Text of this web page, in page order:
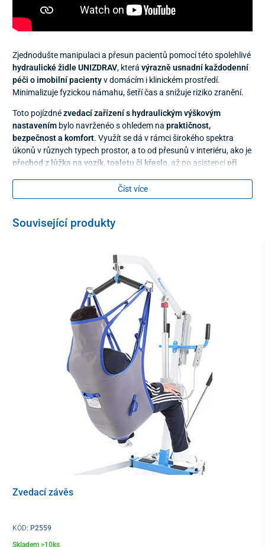
Zjednodušte manipulaci a přesun pacientů pomocí této spolehlivé
hydraulické židle UNIZDRAV, která výrazně usnadní každodenní
péči o imobilní pacientyv domácím i klinickém prostředí.
Minimalizuje fyzickou námahu, šetří čas a snižuje riziko zranění.
Toto pojízdnézvedací zařízení s hydraulickým výškovým
nastavením bylo navrženéo s ohledem na praktičnost,
bezpečnost a komfort. Využít se dá v rámci širokého spektra
úkonů v různych typech prostor, a to od přesunů v interiéru, ako je
přechod z lůžka na vozík, toaletu či křeslo, až po asistenci při
nastavení výšky pomocí šlapacího pedáluumožní
přizpůsobení zdvihu přesně podle potřeby
Pacientům pomáhá se snadným přesedáním specíálně
přizpůsobená sedací část. Sedadlo je rozdělené nadvě
, které je možnéotevírat do stran v úhlu do
. Nechybí ani stupačky.
Číst více
Související produkty
Zvedací závěs
KÓD: P2559
Skladem >10ks